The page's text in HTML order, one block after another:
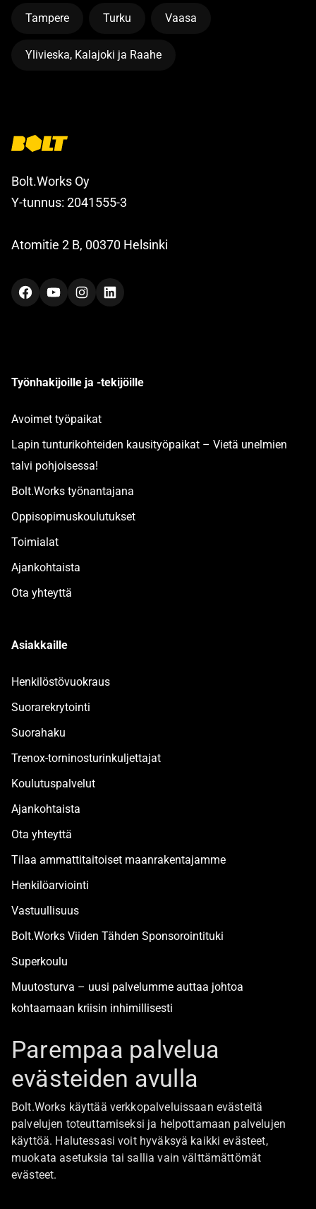
Tampere Turku Vaasa
Ylivieska, Kalajoki ja Raahe
Bolt.Works Oy
Y-tunnus: 2041555-3
Atomitie 2 B, 00370 Helsinki
FacebookYouTubeInstagramLinkedIn
Työnhakijoille ja -tekijöille
Avoimet työpaikat
Lapin tunturikohteiden kausityöpaikat – Vietä unelmien
talvi pohjoisessa!
Bolt.Works työnantajana
Oppisopimuskoulutukset
Toimialat
Ajankohtaista
Ota yhteyttä
Asiakkaille
Henkilöstövuokraus
Suorarekrytointi
Suorahaku
Trenox-torninosturinkuljettajat
Koulutuspalvelut
Ajankohtaista
Ota yhteyttä
Tilaa ammattitaitoiset maanrakentajamme
Henkilöarviointi
Vastuullisuus
Bolt.Works Viiden Tähden Sponsorointituki
Superkoulu
Muutosturva – uusi palvelumme auttaa johtoa
kohtaamaan kriisin inhimillisesti
Boltista
Töihin Bolt.Worksin toimistolle
Ajankohtaista
Ota yhteyttä
Parempaa palvelua
evästeiden avulla
Bolt.Works käyttää verkkopalveluissaan evästeitä
palvelujen toteuttamiseksi ja helpottamaan palvelujen
käyttöä. Halutessasi voit hyväksyä kaikki evästeet,
muokata asetuksia tai sallia vain välttämättömät
evästeet.